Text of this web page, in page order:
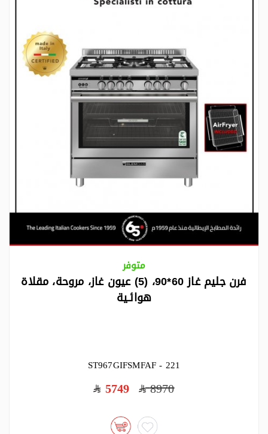
متوفر
فرن جليم غاز 60*90، (5) عيون غاز، مروحة، مقلاة
هوائـية
ST967GIFSMFAF - 221
8970
5749